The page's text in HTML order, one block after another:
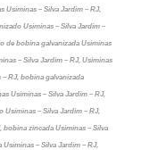
Usiminas – Silva Jardim – RJ,
Usiminas – Silva Jardim –
de bobina galvanizada Usiminas
– Silva Jardim – RJ, Usiminas
– RJ, bobina galvanizada
Usiminas – Silva Jardim – RJ,
Usiminas – Silva Jardim – RJ,
zincada Usiminas – Silva
– Silva Jardim – RJ,